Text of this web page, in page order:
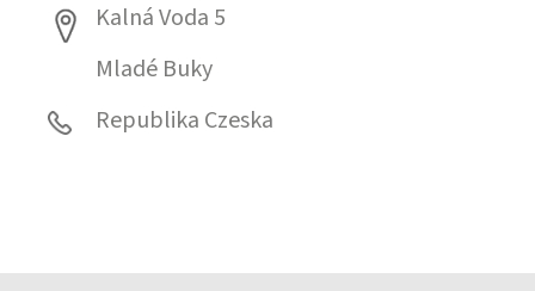
Kalná Voda 5
Mladé Buky
Republika Czeska